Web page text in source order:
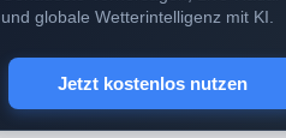
und globale Wetterintelligenz mit KI.
Jetzt kostenlos nutzen